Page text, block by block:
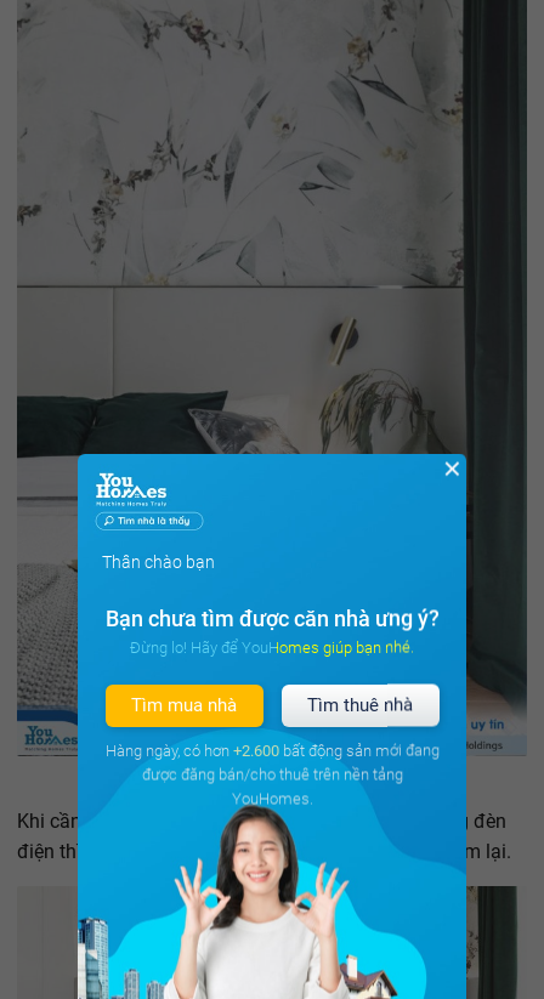
Khi cần sự yên tĩnh, riêng tư hoặc giảm bớt ánh sáng đèn
điện thì chỉ cần một thao tác nhẹ nhàng kéo chiếc rèm lại.
✕
Thân chào bạn
Bạn chưa tìm được căn nhà ưng ý?
Đừng lo! Hãy để YouHomes giúp bạn nhé.
Tìm mua nhà Tìm thuê nhà
Hàng ngày, có hơn +2.600bất động sản mới đang
được đăng bán/cho thuê trên nền tảng
YouHomes.